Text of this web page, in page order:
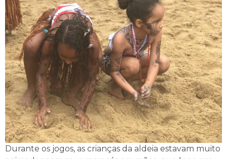
Durante os jogos, as crianças da aldeia estavam muito